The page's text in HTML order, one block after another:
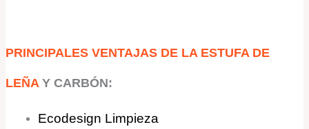
PRINCIPALES VENTAJAS DE LA ESTUFA DE
LEÑAY CARBÓN:
Ecodesign Limpieza